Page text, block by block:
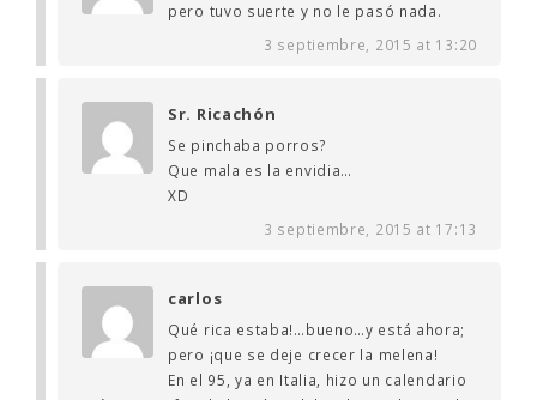
pero tuvo suerte y no le pasó nada.
3 septiembre, 2015 at 13:20
Sr. Ricachón
Se pinchaba porros?
Que mala es la envidia…
XD
3 septiembre, 2015 at 17:13
carlos
Qué rica estaba!…bueno…y está ahora;
pero ¡que se deje crecer la melena!
En el 95, ya en Italia, hizo un calendario